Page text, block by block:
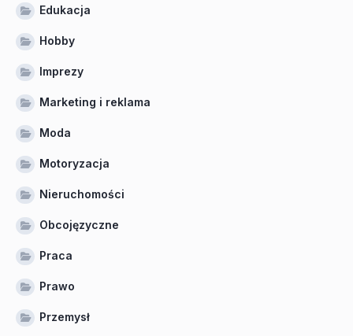
Edukacja
Hobby
Imprezy
Marketing i reklama
Moda
Motoryzacja
Nieruchomości
Obcojęzyczne
Praca
Prawo
Przemysł